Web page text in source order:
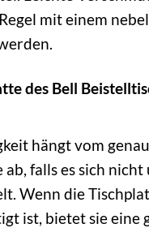
mit einem
des Bell
hängt vom
falls es sich nicht
Wenn die
ist, bietet sie eine